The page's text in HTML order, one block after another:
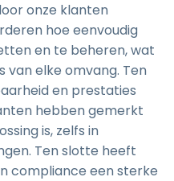
onze klanten
hoe eenvoudig
en te beheren, wat
van elke omvang. Ten
en prestaties
hebben gemerkt
is, zelfs in
Ten slotte heeft
compliance een sterke